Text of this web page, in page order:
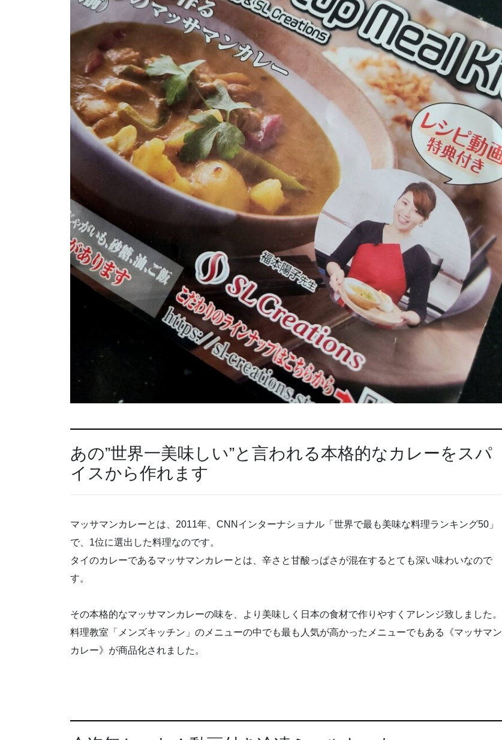
あの”世界一美味しい”と言われる本格的なカレーをスパ
イスから作れます
マッサマンカレーとは、2011年、CNNインターナショナル「世界で最も美味な料理ランキング50」
で、1位に選出した料理なのです。
タイのカレーであるマッサマンカレーとは、辛さと甘酸っぱさが混在するとても深い味わいなので
す。
その本格的なマッサマンカレーの味を、より美味しく日本の食材で作りやすくアレンジ致しました。
料理教室「メンズキッチン」のメニューの中でも最も人気が高かったメニューでもある《マッサマン
カレー》が商品化されました。